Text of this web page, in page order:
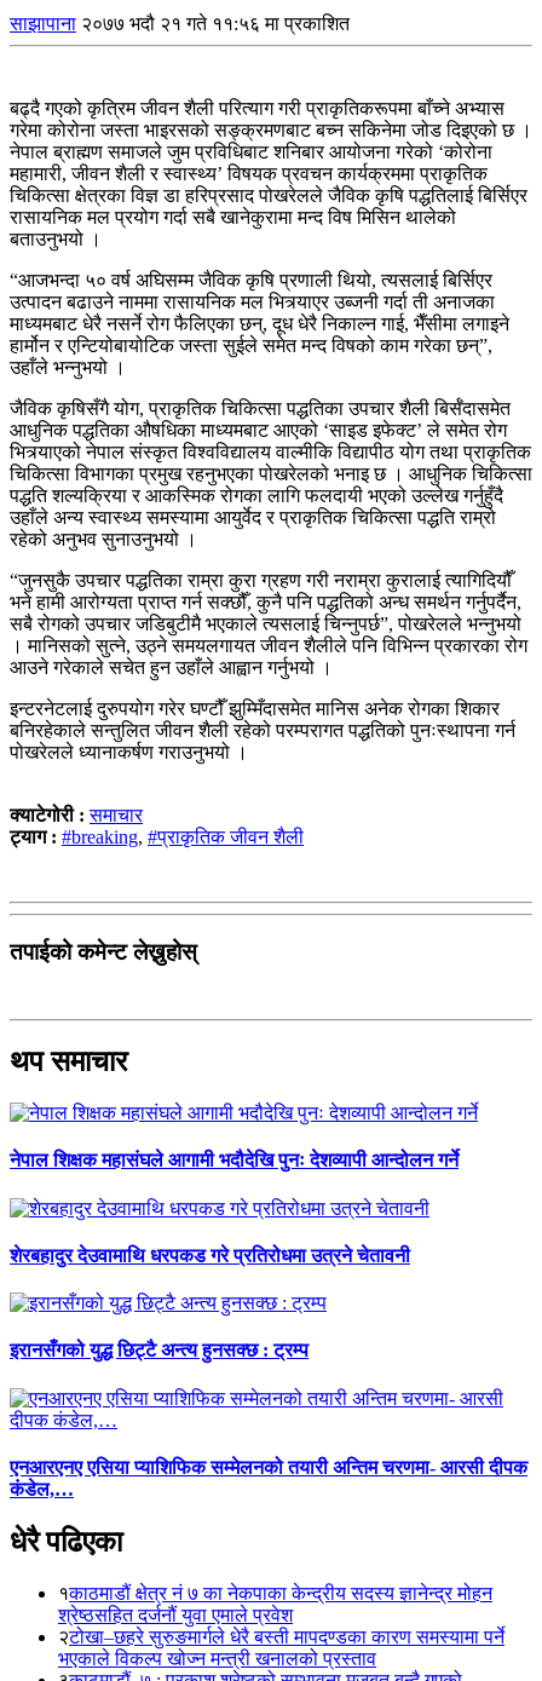
साझापाना २०७७ भदौ २१ गते ११:५६ मा प्रकाशित
बढ्दै गएको कृत्रिम जीवन शैली परित्याग गरी प्राकृतिकरूपमा बाँच्ने अभ्यास
गरेमा कोरोना जस्ता भाइरसको सङ्क्रमणबाट बच्न सकिनेमा जोड दिइएको छ ।
नेपाल ब्राह्मण समाजले जुम प्रविधिबाट शनिबार आयोजना गरेको ‘कोरोना
महामारी, जीवन शैली र स्वास्थ्य’ विषयक प्रवचन कार्यक्रममा प्राकृतिक
चिकित्सा क्षेत्रका विज्ञ डा हरिप्रसाद पोखरेलले जैविक कृषि पद्धतिलाई बिर्सिएर
रासायनिक मल प्रयोग गर्दा सबै खानेकुरामा मन्द विष मिसिन थालेको
बताउनुभयो ।
“आजभन्दा ५० वर्ष अघिसम्म जैविक कृषि प्रणाली थियो, त्यसलाई बिर्सिएर
उत्पादन बढाउने नाममा रासायनिक मल भित्र्याएर उब्जनी गर्दा ती अनाजका
माध्यमबाट धेरै नसर्ने रोग फैलिएका छन्, दूध धेरै निकाल्न गाई, भैँसीमा लगाइने
हार्मोन र एन्टियोबायोटिक जस्ता सुईले समेत मन्द विषको काम गरेका छन्”,
उहाँले भन्नुभयो ।
जैविक कृषिसँगै योग, प्राकृतिक चिकित्सा पद्धतिका उपचार शैली बिर्सँदासमेत
आधुनिक पद्धतिका औषधिका माध्यमबाट आएको ‘साइड इफेक्ट’ ले समेत रोग
भित्र्याएको नेपाल संस्कृत विश्वविद्यालय वाल्मीकि विद्यापीठ योग तथा प्राकृतिक
चिकित्सा विभागका प्रमुख रहनुभएका पोखरेलको भनाइ छ । आधुनिक चिकित्सा
पद्धति शल्यक्रिया र आकस्मिक रोगका लागि फलदायी भएको उल्लेख गर्नुहुँदै
उहाँले अन्य स्वास्थ्य समस्यामा आयुर्वेद र प्राकृतिक चिकित्सा पद्धति राम्रो
रहेको अनुभव सुनाउनुभयो ।
“जुनसुकै उपचार पद्धतिका राम्रा कुरा ग्रहण गरी नराम्रा कुरालाई त्यागिदियौँ
भने हामी आरोग्यता प्राप्त गर्न सक्छौँ, कुनै पनि पद्धतिको अन्ध समर्थन गर्नुपर्दैन,
सबै रोगको उपचार जडिबुटीमै भएकाले त्यसलाई चिन्नुपर्छ”, पोखरेलले भन्नुभयो
। मानिसको सुत्ने, उठ्ने समयलगायत जीवन शैलीले पनि विभिन्न प्रकारका रोग
आउने गरेकाले सचेत हुन उहाँले आह्वान गर्नुभयो ।
इन्टरनेटलाई दुरुपयोग गरेर घण्टौँ झुम्मिँदासमेत मानिस अनेक रोगका शिकार
बनिरहेकाले सन्तुलित जीवन शैली रहेको परम्परागत पद्धतिको पुनःस्थापना गर्न
पोखरेलले ध्यानाकर्षण गराउनुभयो ।
क्याटेगोरी :समाचार
ट्याग : #breaking, #प्राकृतिक जीवन शैली
तपाईको कमेन्ट लेख्नुहोस्
थप समाचार
नेपाल शिक्षक महासंघले आगामी भदौदेखि पुनः देशव्यापी आन्दोलन गर्ने
शेरबहादुर देउवामाथि धरपकड गरे प्रतिरोधमा उत्रने चेतावनी
इरानसँगको युद्ध छिट्टै अन्त्य हुनसक्छ : ट्रम्प
एनआरएनए एसिया प्याशिफिक सम्मेलनको तयारी अन्तिम चरणमा- आरसी दीपक
कंडेल,…
धेरै पढिएका
१काठमाडौं क्षेत्र नं ७ का नेकपाका केन्द्रीय सदस्य ज्ञानेन्द्र मोहन
श्रेष्ठसहित दर्जनौं युवा एमाले प्रवेश
२टोखा–छहरे सुरुङमार्गले धेरै बस्ती मापदण्डका कारण समस्यामा पर्ने
भएकाले विकल्प खोज्न मन्त्री खनालको प्रस्ताव